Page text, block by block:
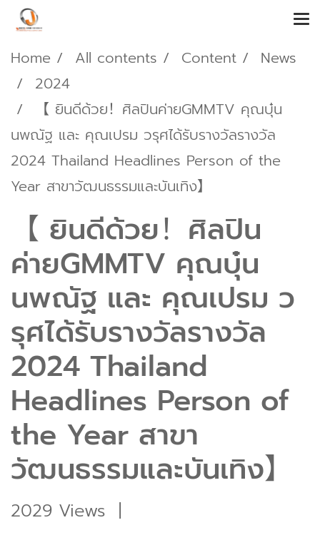
Home All contents Content
News
2024
【 ยินดีด้วย！ศิลปินค่ายGMMTV คุณบุ๋น
นพณัฐ และ คุณเปรม วรุศได้รับรางวัลรางวัล
2024 Thailand Headlines Person of the
Year สาขาวัฒนธรรมและบันเทิง】
【 ยินดีด้วย！ศิลปิน
ค่ายGMMTV คุณบุ๋น
นพณัฐ และ คุณเปรม ว
รุศได้รับรางวัลรางวัล
2024 Thailand
Headlines Person of
the Year สาขา
วัฒนธรรมและบันเทิง】
2029 Views |